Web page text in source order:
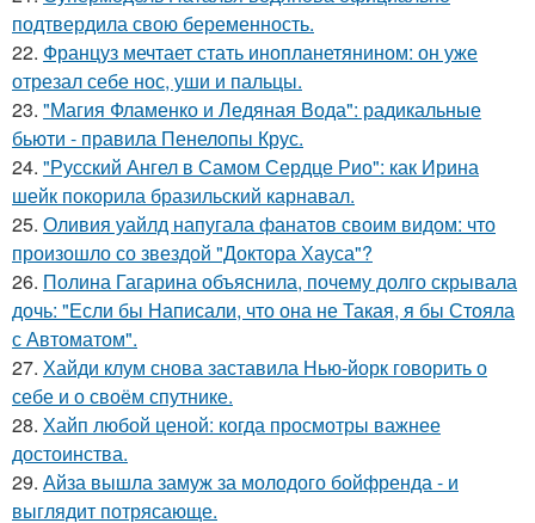
подтвердила свою беременность.
22. Француз мечтает стать инопланетянином: он уже
отрезал себе нос, уши и пальцы.
23. "Магия Фламенко и Ледяная Вода": радикальные
бьюти - правила Пенелопы Крус.
24. "Русский Ангел в Самом Сердце Рио": как Ирина
шейк покорила бразильский карнавал.
25. Оливия уайлд напугала фанатов своим видом: что
произошло со звездой "Доктора Хауса"?
26. Полина Гагарина объяснила, почему долго скрывала
дочь: "Если бы Написали, что она не Такая, я бы Стояла
с Автоматом".
27. Хайди клум снова заставила Нью-йорк говорить о
себе и о своём спутнике.
28. Хайп любой ценой: когда просмотры важнее
достоинства.
29. Айза вышла замуж за молодого бойфренда - и
выглядит потрясающе.